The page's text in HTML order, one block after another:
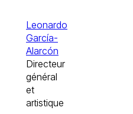
Leonardo
García-
Alarcón
Directeur
général
et
artistique